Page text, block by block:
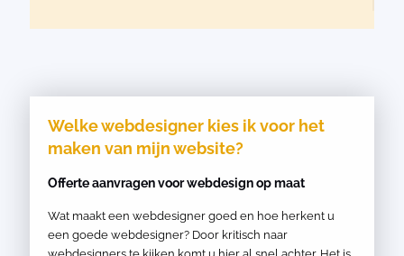
Welke webdesigner kies ik voor het
maken van mijn website?
Offerte aanvragen voor webdesign op maat
Wat maakt een webdesigner goed en hoe herkent u
een goede webdesigner? Door kritisch naar